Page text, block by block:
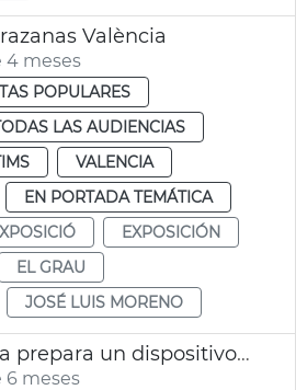
València
4 meses
POPULARES
LAS AUDIENCIAS
VALENCIA
EN PORTADA TEMÁTICA
EXPOSICIÓN
EL GRAU
JOSÉ LUIS MORENO
Tráfico València prepara un dispositivo tráfico para la carrera Never Stop Running
6 meses